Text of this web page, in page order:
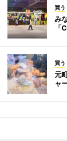
買う
み
「
買う
元
ャ